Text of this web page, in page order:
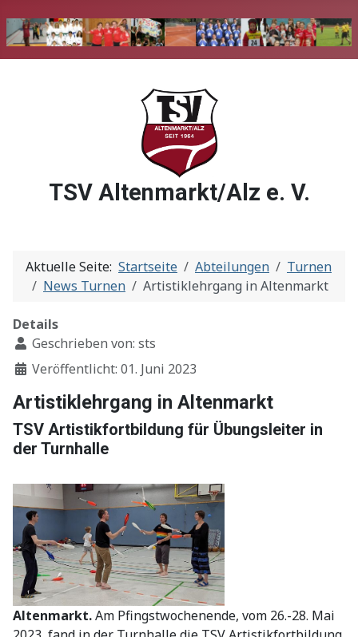
TSV Altenmarkt/Alz e. V.
Aktuelle Seite: Startseite Abteilungen
Turnen
News Turnen
Artistiklehrgang in Altenmarkt
Details
Geschrieben von: sts
Veröffentlicht: 01. Juni 2023
Artistiklehrgang in Altenmarkt
TSV Artistikfortbildung für Übungsleiter in
der Turnhalle
Altenmarkt.Am Pfingstwochenende, vom 26.-28. Mai